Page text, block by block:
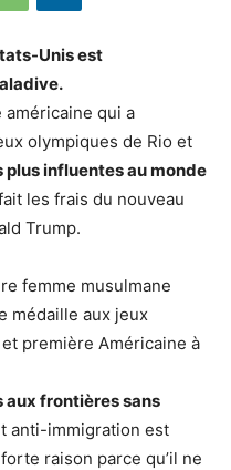
Unis est
américaine qui a
olympiques de Rio et
influentes au monde
les frais du nouveau
Trump.
femme musulmane
médaille aux jeux
première Américaine à
aux frontières sans
anti-immigration est
raison parce qu’il ne